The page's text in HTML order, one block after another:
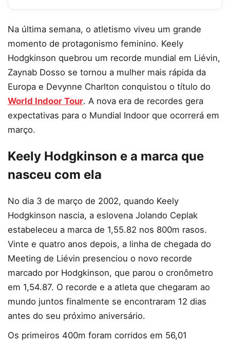
Na última semana, o atletismo viveu um grande
momento de protagonismo feminino. Keely
Hodgkinson quebrou um recorde mundial em Liévin,
Zaynab Dosso se tornou a mulher mais rápida da
Europa e Devynne Charlton conquistou o título do
World Indoor Tour. A nova era de recordes gera
expectativas para o Mundial Indoor que ocorrerá em
março.
Keely Hodgkinson e a marca que
nasceu com ela
No dia 3 de março de 2002, quando Keely
Hodgkinson nascia, a eslovena Jolando Ceplak
estabeleceu a marca de 1,55.82 nos 800m rasos.
Vinte e quatro anos depois, a linha de chegada do
Meeting de Liévin presenciou o novo recorde
marcado por Hodgkinson, que parou o cronômetro
em 1,54.87. O recorde e a atleta que chegaram ao
mundo juntos finalmente se encontraram 12 dias
antes do seu próximo aniversário.
Os primeiros 400m foram corridos em 56,01